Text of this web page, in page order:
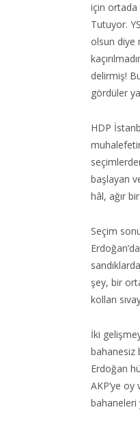
için ortada
Tutuyor.
olsun diye
delirmiş!
gördüler
HDP
başlayan
hâl, ağır
Seçim
şey, bir
kolları
İki
bahanesiz
Erdoğan
AKP’ye
bahaneleri